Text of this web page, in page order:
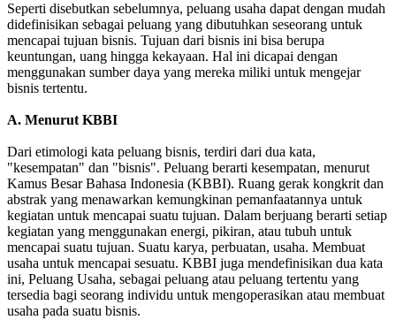
Seperti disebutkan sebelumnya, peluang usaha dapat dengan mudah
didefinisikan sebagai peluang yang dibutuhkan seseorang untuk
mencapai tujuan bisnis. Tujuan dari bisnis ini bisa berupa
keuntungan, uang hingga kekayaan. Hal ini dicapai dengan
menggunakan sumber daya yang mereka miliki untuk mengejar
bisnis tertentu.
A. Menurut KBBI
Dari etimologi kata peluang bisnis, terdiri dari dua kata,
"kesempatan" dan "bisnis". Peluang berarti kesempatan, menurut
Kamus Besar Bahasa Indonesia (KBBI). Ruang gerak kongkrit dan
abstrak yang menawarkan kemungkinan pemanfaatannya untuk
kegiatan untuk mencapai suatu tujuan. Dalam berjuang berarti setiap
kegiatan yang menggunakan energi, pikiran, atau tubuh untuk
mencapai suatu tujuan. Suatu karya, perbuatan, usaha. Membuat
usaha untuk mencapai sesuatu. KBBI juga mendefinisikan dua kata
ini, Peluang Usaha, sebagai peluang atau peluang tertentu yang
tersedia bagi seorang individu untuk mengoperasikan atau membuat
usaha pada suatu bisnis.